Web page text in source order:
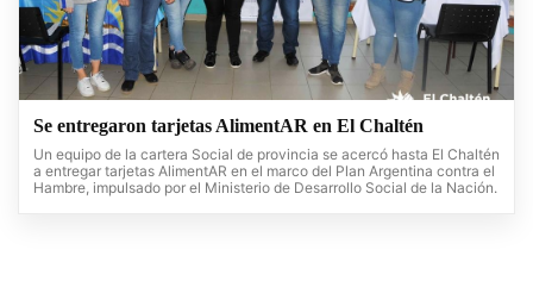
Se entregaron tarjetas AlimentAR en El Chaltén
Un equipo de la cartera Social de provincia se acercó hasta El Chaltén
a entregar tarjetas AlimentAR en el marco del Plan Argentina contra el
Hambre, impulsado por el Ministerio de Desarrollo Social de la Nación.